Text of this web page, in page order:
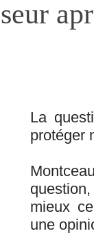
La
protéger
mieux
une